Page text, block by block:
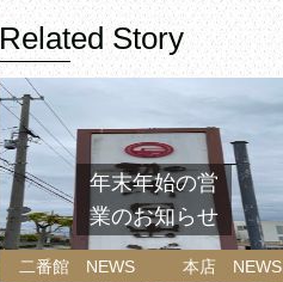
Related Story
二番館 NEWS
本店 NEWS
年末年始の営
業のお知らせ